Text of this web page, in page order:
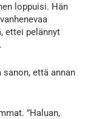
loppuisi. Hän
ettei pelännyt
sanon, että annan
”Haluan,